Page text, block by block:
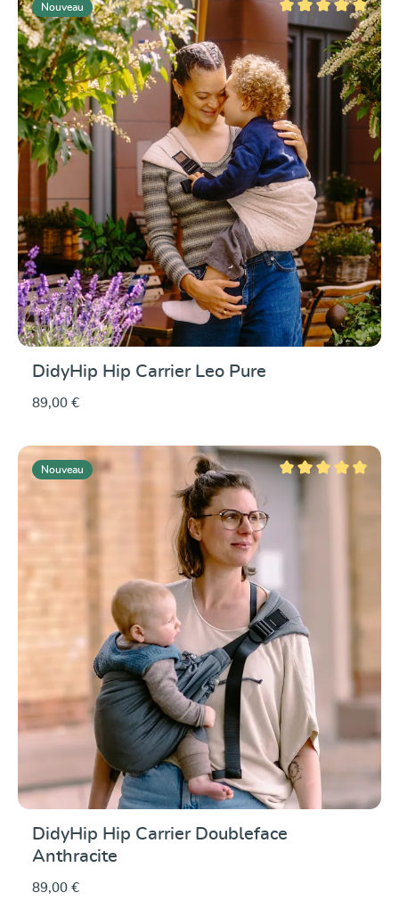
Nouveau
Note moyenne de 5
DidyHip Hip Carrier Leo Pure
89,00 €
Nouveau
DidyHip Hip Carrier Doubleface
Anthracite
89,00 €